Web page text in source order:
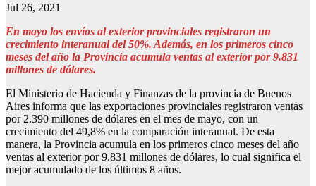
Jul 26, 2021
En mayo los envíos al exterior provinciales registraron un
crecimiento interanual del 50%. Además, en los primeros cinco
meses del año la Provincia acumula ventas al exterior por 9.831
millones de dólares.
El Ministerio de Hacienda y Finanzas de la provincia de Buenos
Aires informa que las exportaciones provinciales registraron ventas
por 2.390 millones de dólares en el mes de mayo, con un
crecimiento del 49,8% en la comparación interanual. De esta
manera, la Provincia acumula en los primeros cinco meses del año
ventas al exterior por 9.831 millones de dólares, lo cual significa el
mejor acumulado de los últimos 8 años.